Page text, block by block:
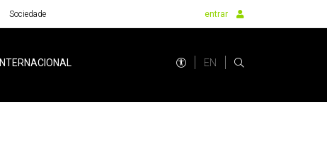
Sociedade entrar
INTERNACIONAL EN